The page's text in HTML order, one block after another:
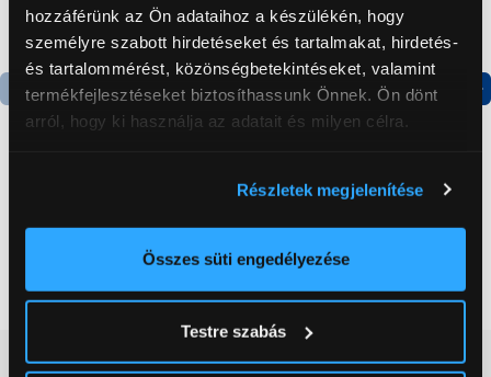
hozzáférünk az Ön adataihoz a készülékén, hogy
személyre szabott hirdetéseket és tartalmakat, hirdetés-
és tartalommérést, közönségbetekintéseket, valamint
termékfejlesztéseket biztosíthassunk Önnek. Ön dönt
arról, hogy ki használja az adatait és milyen célra.
elhelyezkedéséről pár méteres pontossággal
Az Ön készülékén beazonosítása annak konkrét
módjairól és adja meg preferenciáit aRészletek
pontban. Bármikor módosíthatja vagy visszavonhatja a
Részletek megjelenítése
Összes süti engedélyezése
Testre szabás
Termék adatlap Termék adatlap
Gorenje N619EAXL4
179 999 Ft
Vásárlói vélemények(0)